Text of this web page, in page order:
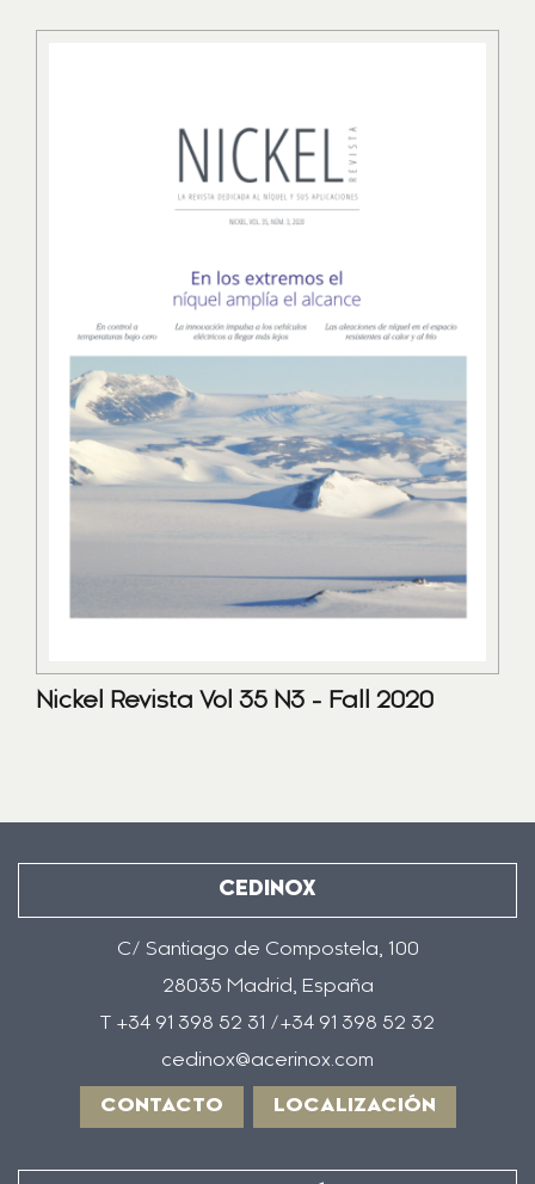
Nickel Revista Vol 35 N3 - Fall 2020
CEDINOX
C/ Santiago de Compostela, 100
28035 Madrid, España
T +34 91 398 52 31 /+34 91 398 52 32
cedinox@acerinox.com
CONTACTO LOCALIZACIÓN